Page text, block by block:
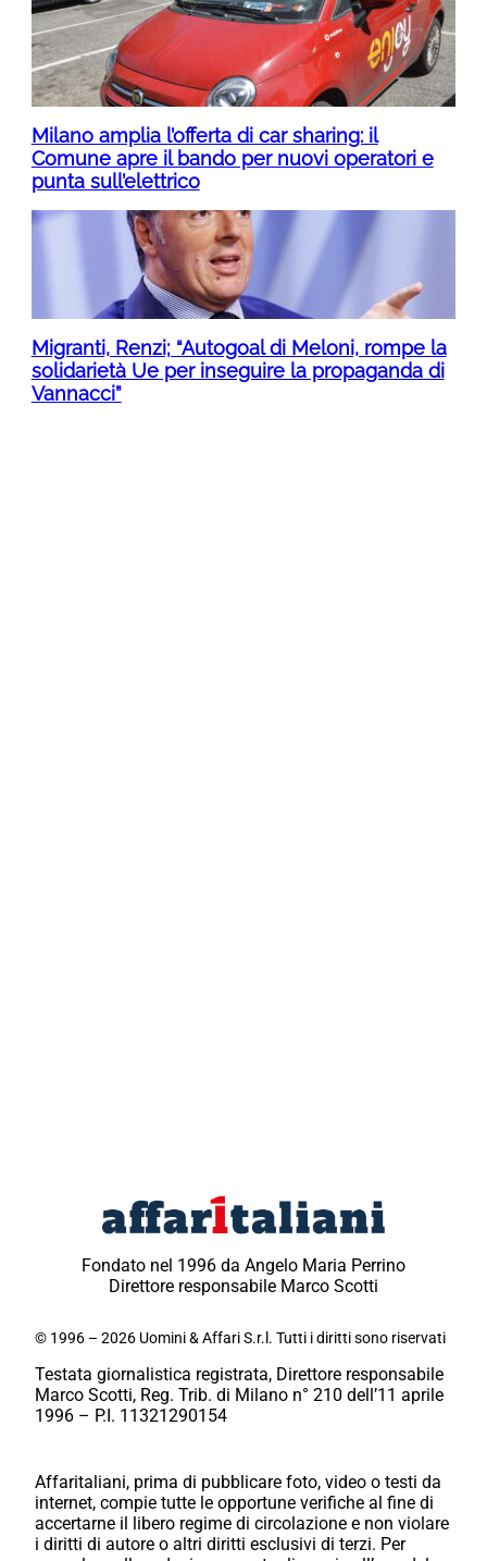
Milano amplia l’offerta di car sharing: il
Comune apre il bando per nuovi operatori e
punta sull’elettrico
Migranti, Renzi; “Autogoal di Meloni, rompe la
solidarietà Ue per inseguire la propaganda di
Vannacci”
Fondato nel 1996 da Angelo Maria Perrino
Direttore responsabile Marco Scotti
© 1996 – 2026 Uomini & Affari S.r.l. Tutti i diritti sono riservati
Testata giornalistica registrata, Direttore responsabile
Marco Scotti, Reg. Trib. di Milano n° 210 dell’11 aprile
1996 – P.I. 11321290154
Affaritaliani, prima di pubblicare foto, video o testi da
internet, compie tutte le opportune verifiche al fine di
accertarne il libero regime di circolazione e non violare
i diritti di autore o altri diritti esclusivi di terzi. Per